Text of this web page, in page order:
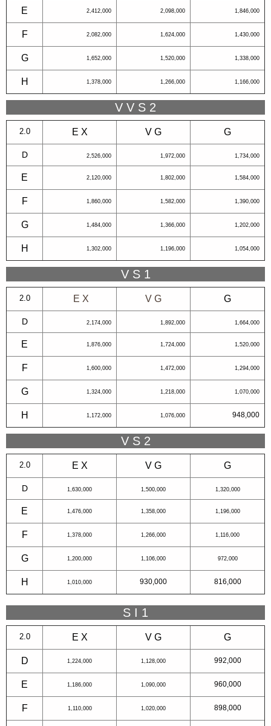
E 2,412,000 2,098,000 1,846,000
F 2,082,000 1,624,000 1,430,000
G 1,652,000 1,520,000 1,338,000
H 1,378,000 1,266,000 1,166,000
V V S 2
2.0 E X V G G
D 2,526,000 1,972,000 1,734,000
E 2,120,000 1,802,000 1,584,000
F 1,860,000 1,582,000 1,390,000
G 1,484,000 1,366,000 1,202,000
H 1,302,000 1,196,000 1,054,000
V S 1
2.0 E X V G G
D 2,174,000 1,892,000 1,664,000
E 1,876,000 1,724,000 1,520,000
F 1,600,000 1,472,000 1,294,000
G 1,324,000 1,218,000 1,070,000
H 1,172,000 1,076,000 948,000
V S 2
2.0 E X V G G
D 1,630,000 1,500,000 1,320,000
E 1,476,000 1,358,000 1,196,000
F 1,378,000 1,266,000 1,116,000
G 1,200,000 1,106,000 972,000
H 1,010,000 930,000 816,000
S I 1
2.0 E X V G G
D 1,224,000 1,128,000 992,000
E 1,186,000 1,090,000 960,000
F 1,110,000 1,020,000 898,000